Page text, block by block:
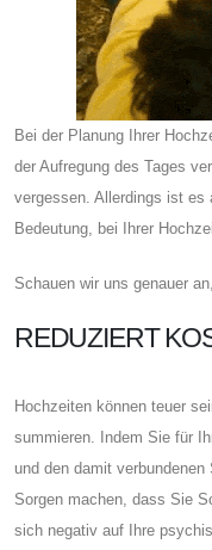
Bei der Planung Ihrer
der Aufregung des Tages
vergessen. Allerdings ist es
Bedeutung, bei Ihrer
Schauen wir uns genauer
REDUZIERT
Hochzeiten können teuer
summieren. Indem Sie für
und den damit
Sorgen machen, dass Sie
sich negativ auf Ihre